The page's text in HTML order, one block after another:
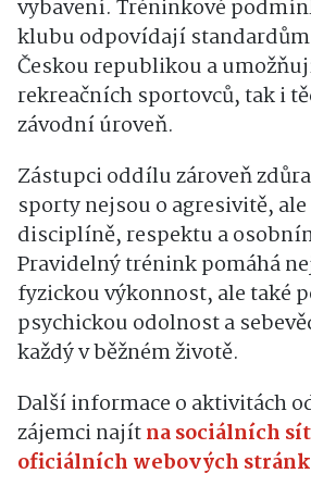
vybavení. Tréninkové
klubu odpovídají
Českou republikou a
rekreačních sportovců, tak i
závodní úroveň.
Zástupci oddílu zároveň
sporty nejsou o agresivitě,
disciplíně, respektu a
Pravidelný trénink pomáhá
fyzickou výkonnost, ale také
psychickou odolnost a
každý v běžném životě.
Další informace o aktivitách
zájemci najítna sociálních
oficiálních webových